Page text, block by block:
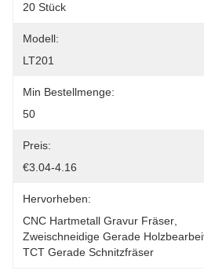
20 Stück
Modell:
LT201
Min Bestellmenge:
50
Preis:
€3.04-4.16
Hervorheben:
CNC Hartmetall Gravur Fräser
Zweischneidige Gerade
TCT Gerade Schnitzfräser